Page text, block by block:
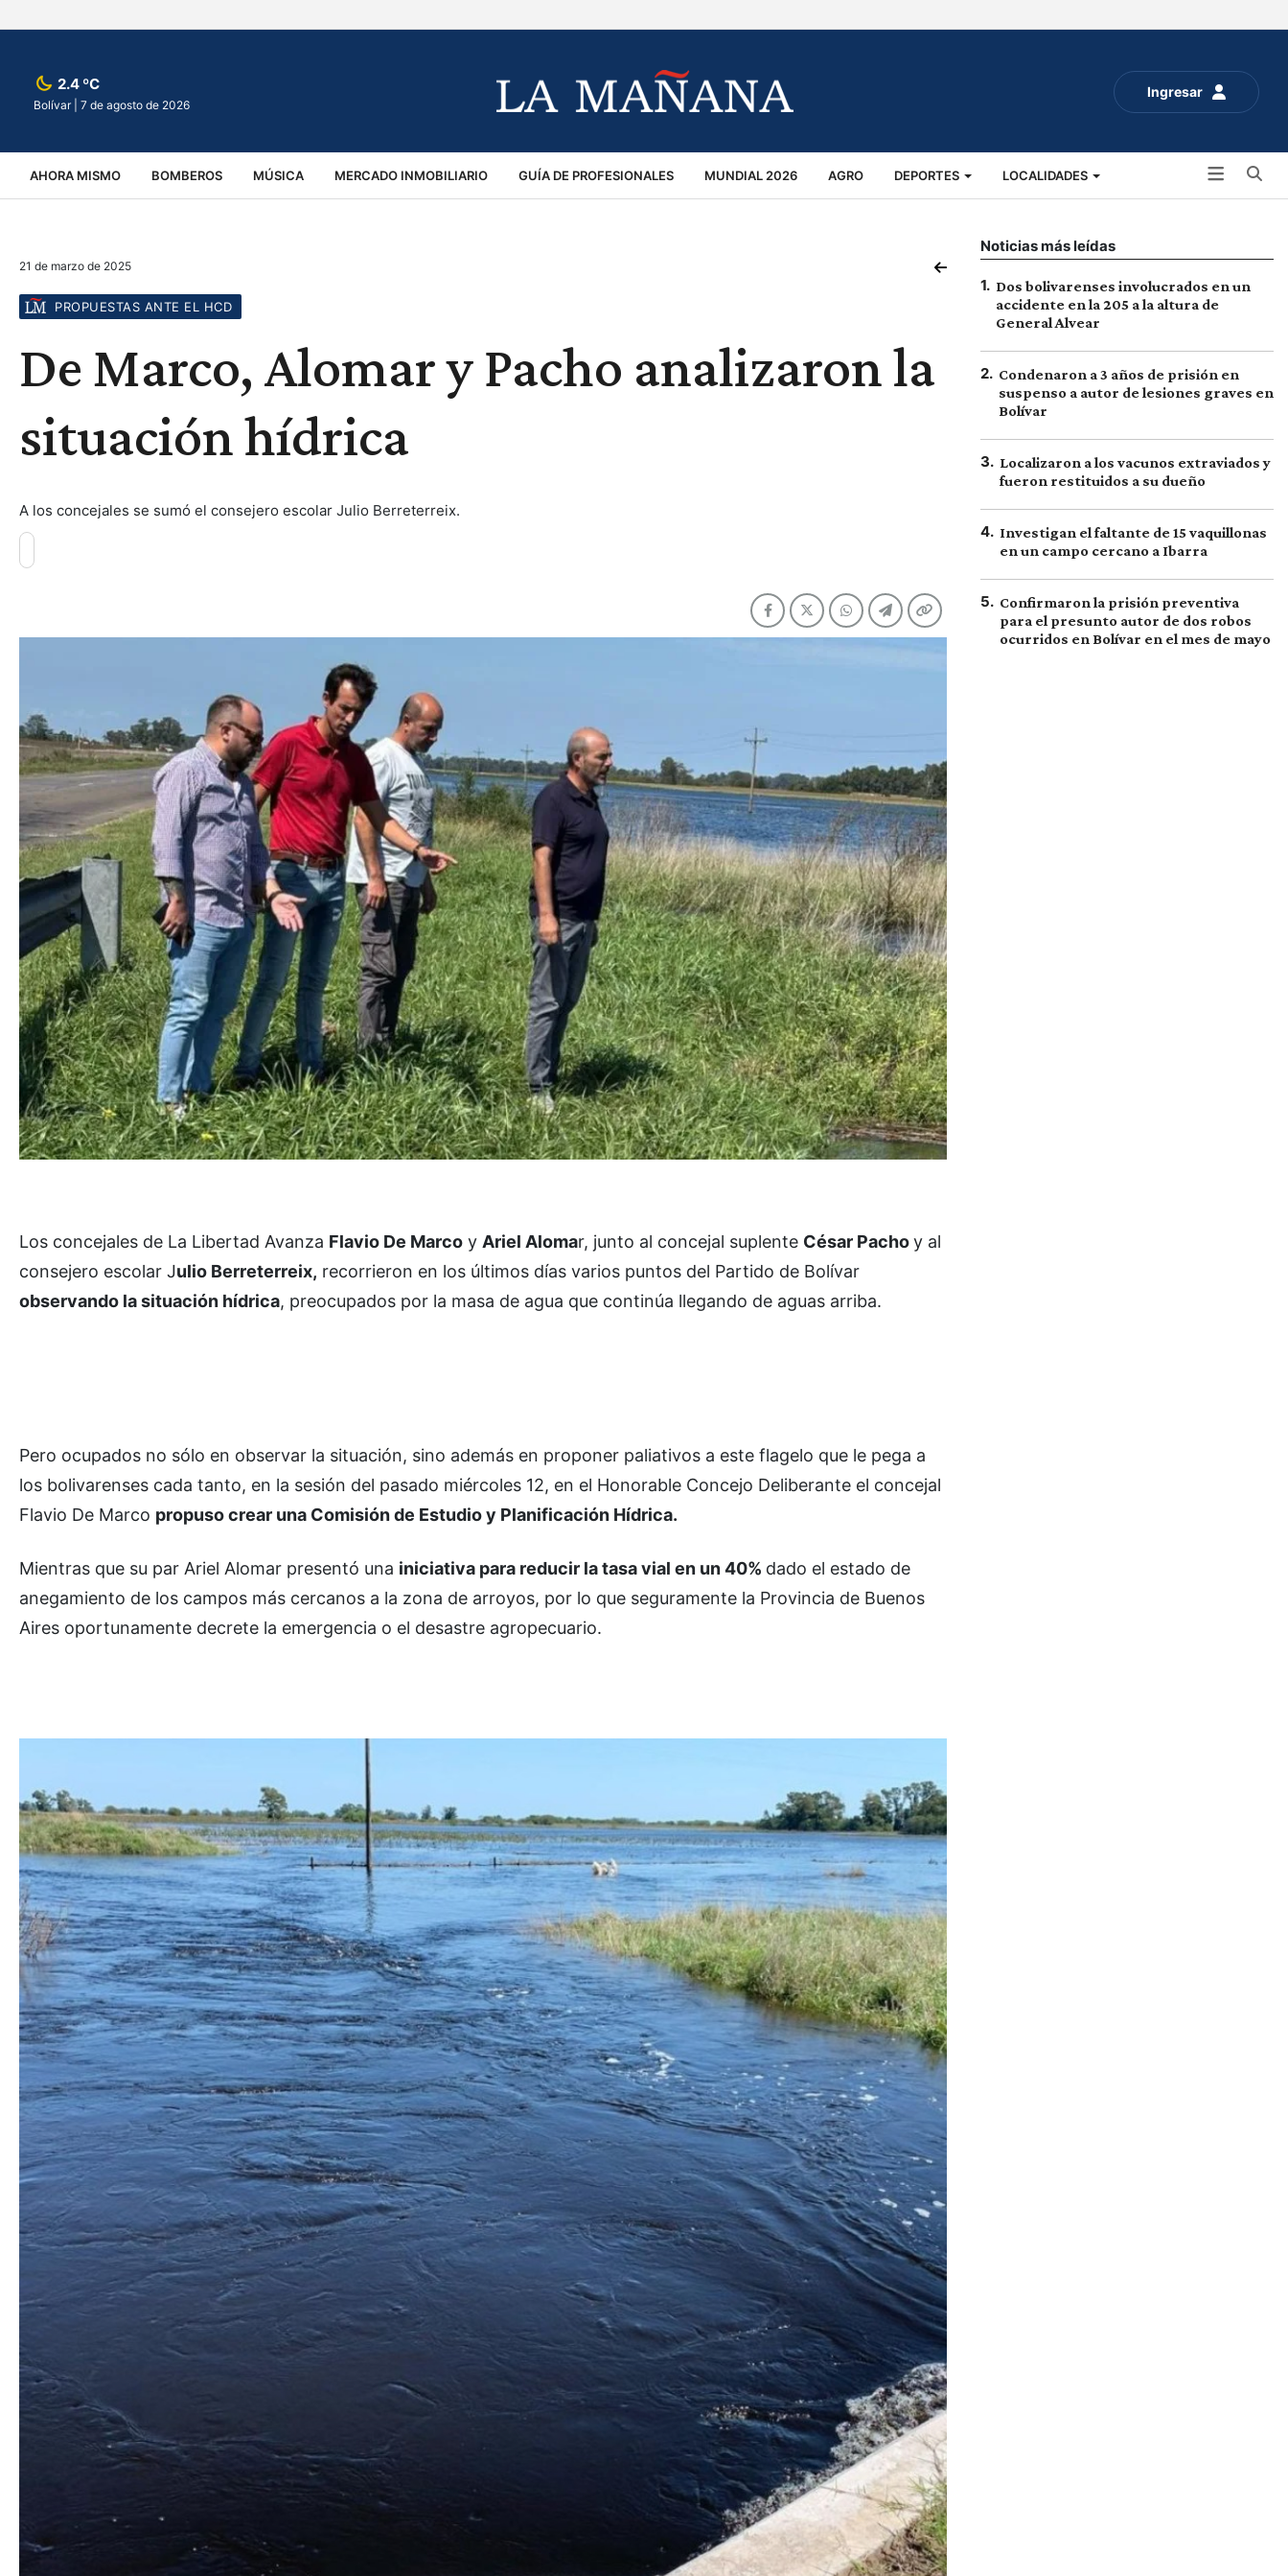
Ingresar
2.4 ºC
Bolívar | 7 de agosto de 2026
AHORA MISMO BOMBEROS MÚSICA MERCADO INMOBILIARIO GUÍA DE PROFESIONALES MUNDIAL 2026 AGRO DEPORTES LOCALIDADES
VIRALES ACCIDENTES
21 de marzo de 2025
PROPUESTAS ANTE EL HCD
De Marco, Alomar y Pacho analizaron la
situación hídrica
A los concejales se sumó el consejero escolar Julio Berreterreix.
Los concejales de La Libertad Avanza Flavio De Marco y Ariel Alomar, junto al concejal suplente César Pachoy al
consejero escolar Julio Berreterreix, recorrieron en los últimos días varios puntos del Partido de Bolívar
observando la situación hídrica, preocupados por la masa de agua que continúa llegando de aguas arriba.
Pero ocupados no sólo en observar la situación, sino además en proponer paliativos a este flagelo que le pega a
los bolivarenses cada tanto, en la sesión del pasado miércoles 12, en el Honorable Concejo Deliberante el concejal
Flavio De Marco propuso crear una Comisión de Estudio y Planificación Hídrica.
Mientras que su par Ariel Alomar presentó una iniciativa para reducir la tasa vial en un 40% dado el estado de
anegamiento de los campos más cercanos a la zona de arroyos, por lo que seguramente la Provincia de Buenos
Aires oportunamente decrete la emergencia o el desastre agropecuario.
Noticias más leídas
1. Dos bolivarenses involucrados en un
accidente en la 205 a la altura de
General Alvear
2. Condenaron a 3 años de prisión en
suspenso a autor de lesiones graves en
Bolívar
3. Localizaron a los vacunos extraviados y
fueron restituidos a su dueño
4. Investigan el faltante de 15 vaquillonas
en un campo cercano a Ibarra
5. Confirmaron la prisión preventiva
para el presunto autor de dos robos
ocurridos en Bolívar en el mes de mayo